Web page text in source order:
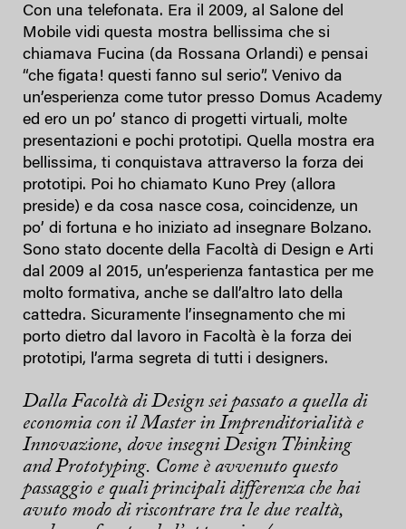
Con una telefonata. Era il 2009, al Salone del
Mobile vidi questa mostra bellissima che si
chiamava Fucina (da Rossana Orlandi) e pensai
“che figata! questi fanno sul serio”. Venivo da
un’esperienza come tutor presso Domus Academy
ed ero un po’ stanco di progetti virtuali, molte
presentazioni e pochi prototipi. Quella mostra era
bellissima, ti conquistava attraverso la forza dei
prototipi. Poi ho chiamato Kuno Prey (allora
preside) e da cosa nasce cosa, coincidenze, un
po’ di fortuna e ho iniziato ad insegnare Bolzano.
Sono stato docente della Facoltà di Design e Arti
dal 2009 al 2015, un’esperienza fantastica per me
molto formativa, anche se dall’altro lato della
cattedra. Sicuramente l’insegnamento che mi
porto dietro dal lavoro in Facoltà è la forza dei
prototipi, l’arma segreta di tutti i designers.
Dalla Facoltà di Design sei passato a quella di
economia con il Master in Imprenditorialità e
Innovazione, dove insegni Design Thinking
and Prototyping. Come è avvenuto questo
passaggio e quali principali differenza che hai
avuto modo di riscontrare tra le due realtà,